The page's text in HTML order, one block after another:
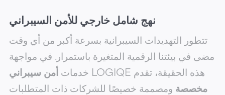
نهج شامل خارجي للأمن السيبراني
تتطور التهديدات السيبرانية بسرعة أكبر من أي وقت
مضى في بيئتنا الرقمية المتغيرة باستمرار. في مواجهة
هذه الحقيقة، تقدم LOGIQE خدمات
أمن سيبراني
مخصصة ومصممة خصيصًا للشركات ذات المتطلبات